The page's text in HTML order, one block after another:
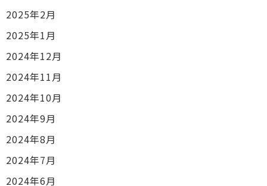
2025年2月
2025年1月
2024年12月
2024年11月
2024年10月
2024年9月
2024年8月
2024年7月
2024年6月